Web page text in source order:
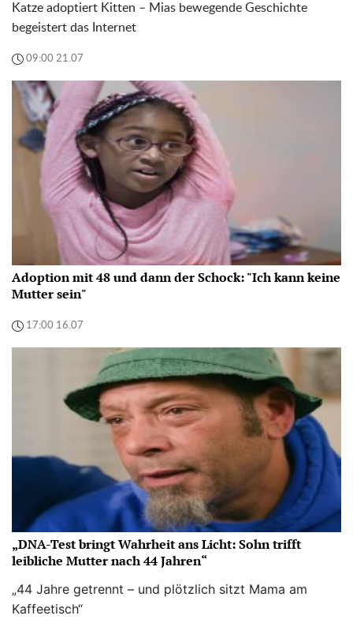
Katze adoptiert Kitten – Mias bewegende Geschichte
begeistert das Internet
09:00 21.07
Adoption mit 48 und dann der Schock: "Ich kann keine
Mutter sein"
17:00 16.07
„DNA-Test bringt Wahrheit ans Licht: Sohn trifft
leibliche Mutter nach 44 Jahren“
„44 Jahre getrennt – und plötzlich sitzt Mama am
Kaffeetisch“